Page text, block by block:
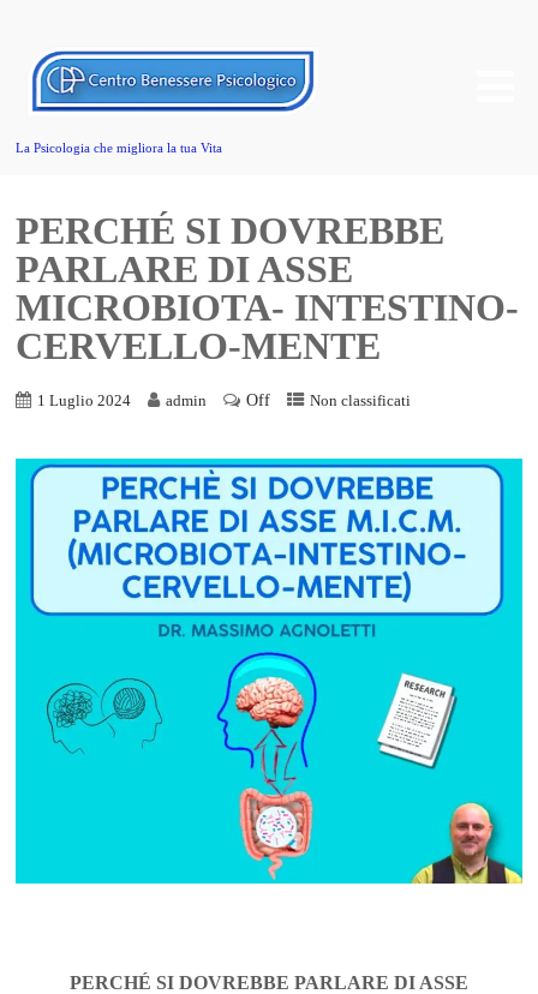
La Psicologia che migliora la tua Vita
PERCHÉ SI DOVREBBE
PARLARE DI ASSE
MICROBIOTA- INTESTINO-
CERVELLO-MENTE
1 Luglio 2024 admin Off Non classificati
PERCHÉ SI DOVREBBE PARLARE DI ASSE